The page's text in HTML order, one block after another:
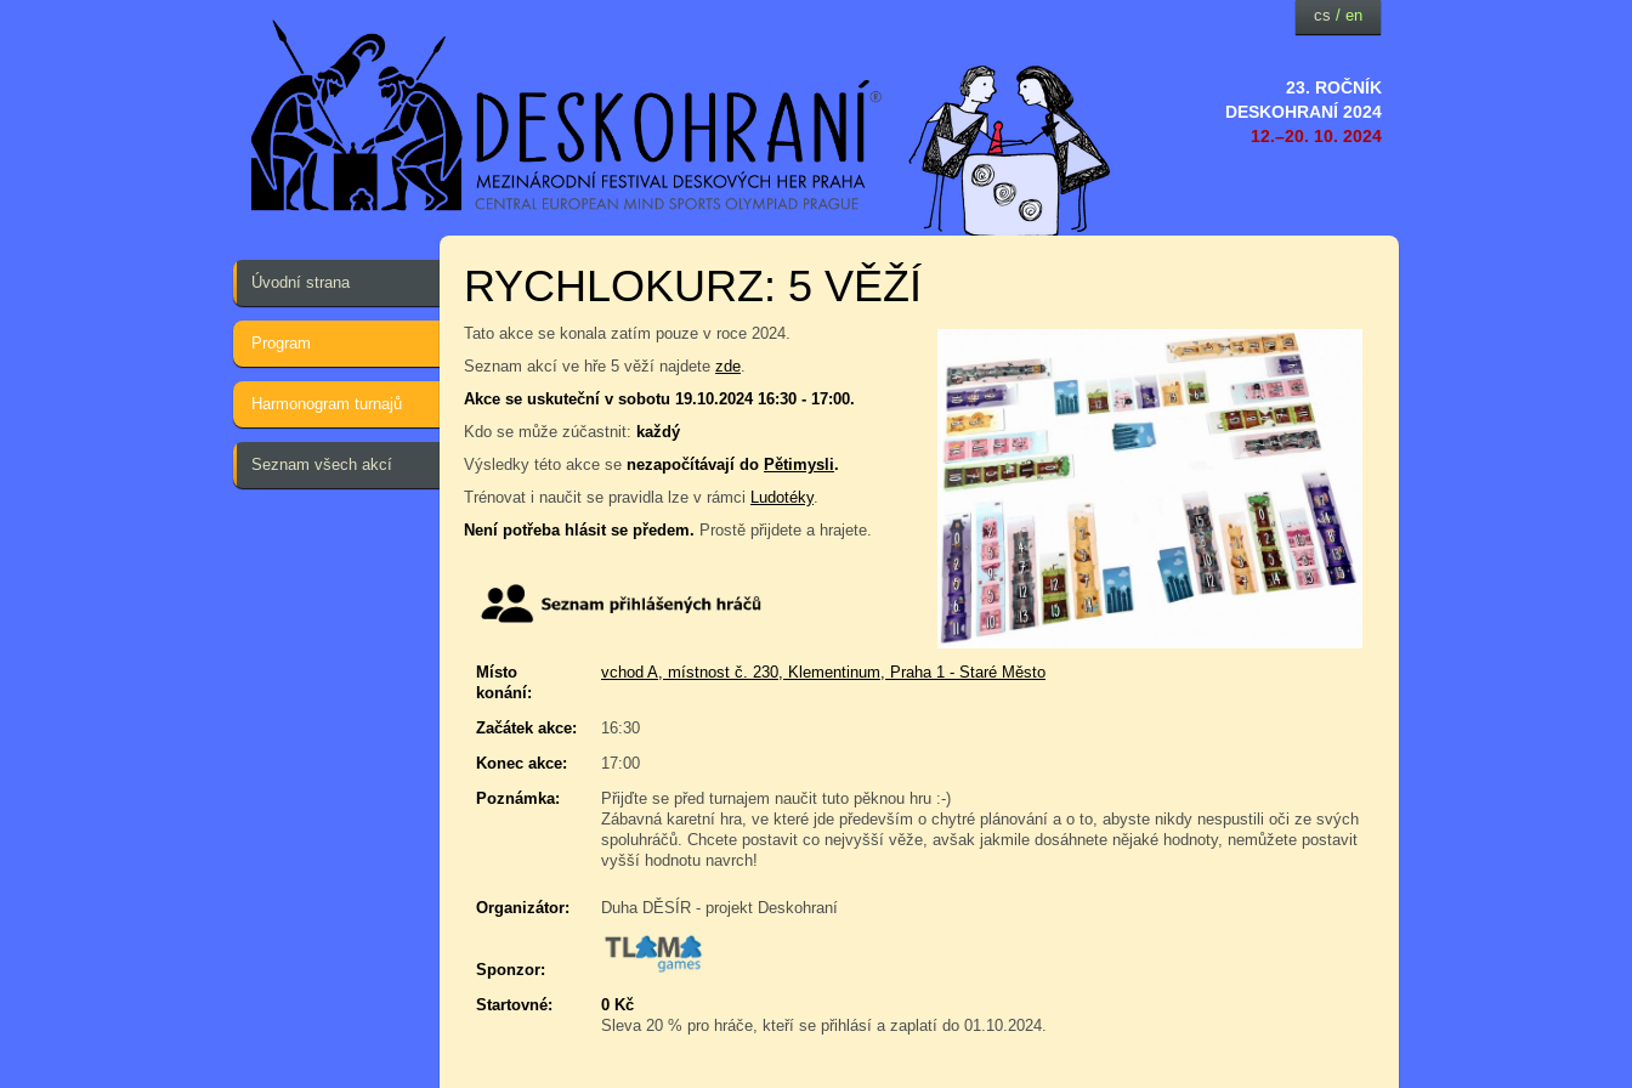
23. ROČNÍK
DESKOHRANÍ 2024
12.–20. 10. 2024
cs / en
Úvodní strana
Program
Harmonogram turnajů
Seznam všech akcí
RYCHLOKURZ: 5 VĚŽÍ
Tato akce se konala zatím pouze v roce 2024.
Seznam akcí ve hře 5 věží najdete zde.
Akce se uskuteční v sobotu 19.10.2024 16:30 - 17:00.
Kdo se může zúčastnit: každý
Výsledky této akce se nezapočítávají do Pětimysli.
Trénovat i naučit se pravidla lze v rámci Ludotéky.
Není potřeba hlásit se předem. Prostě přijdete a hrajete.
Místo
konání:
vchod A, místnost č. 230, Klementinum, Praha 1 - Staré Město
Začátek akce:
16:30
Konec akce:
17:00
Poznámka:
Přijďte se před turnajem naučit tuto pěknou hru :-)
Zábavná karetní hra, ve které jde především o chytré plánování a o to, abyste nikdy nespustili oči ze svých
spoluhráčů. Chcete postavit co nejvyšší věže, avšak jakmile dosáhnete nějaké hodnoty, nemůžete postavit
vyšší hodnotu navrch!
Organizátor: Duha DĚSÍR - projekt Deskohraní
Sponzor:
Startovné:
0 Kč
Sleva 20 % pro hráče, kteří se přihlásí a zaplatí do 01.10.2024.